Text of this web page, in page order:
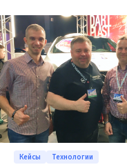
Кейсы Технологии